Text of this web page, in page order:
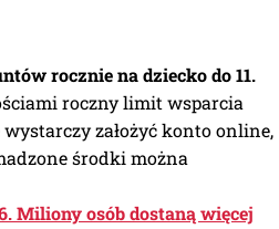
rocznie na dziecko do 11.
roczny limit wsparcia
wystarczy założyć konto online,
środki można
Miliony osób dostaną więcej